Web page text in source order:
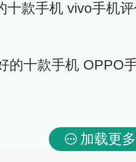
十款手机 vivo手机
的十款手机 OPPO
加载更多